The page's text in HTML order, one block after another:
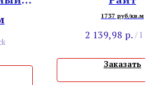
1737 руб/кв.м
2 139,98 р. / 1
Заказать